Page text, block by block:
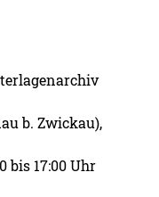
b. Zwickau),
bis 17:00 Uhr